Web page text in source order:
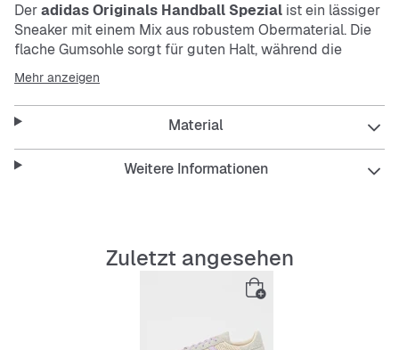
Deradidas Originals Handball Spezial ist ein lässiger
Sneaker mit einem Mix aus robustem Obermaterial. Die
flache Gumsohle sorgt für guten Halt, während die
pastellfarbenen Details deinem Outfit einen entspannten
Look verleihen. Perfekt für den Alltag und easy zu
pflegen.
Features:
Low-Cut Design für Bewegungsfreiheit
Obermaterial-Mix für Strapazierfähigkeit
Mehr anzeigen
Material
Weitere Informationen
Zuletzt angesehen